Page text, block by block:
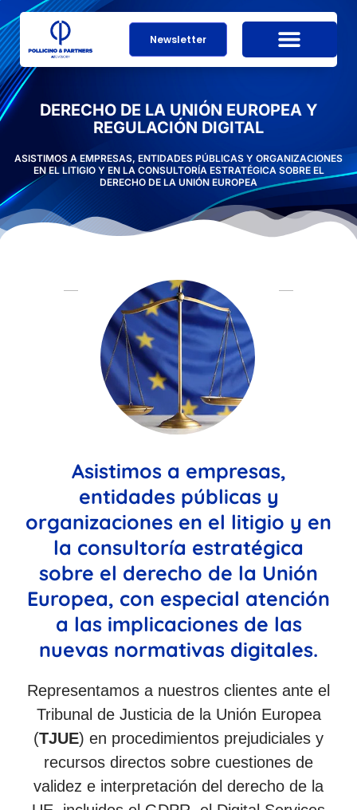
Newsletter
DERECHO DE LA UNIÓN EUROPEA Y
REGULACIÓN DIGITAL
ASISTIMOS A EMPRESAS, ENTIDADES PÚBLICAS Y ORGANIZACIONES
EN EL LITIGIO Y EN LA CONSULTORÍA ESTRATÉGICA SOBRE EL
DERECHO DE LA UNIÓN EUROPEA
Asistimos a empresas,
entidades públicas y
organizaciones en el litigio y en
la consultoría estratégica
sobre el derecho de la Unión
Europea, con especial atención
a las implicaciones de las
nuevas normativas digitales.
Representamos a nuestros clientes ante el
Tribunal de Justicia de la Unión Europea
(TJUE) en procedimientos prejudiciales y
recursos directos sobre cuestiones de
validez e interpretación del derecho de la